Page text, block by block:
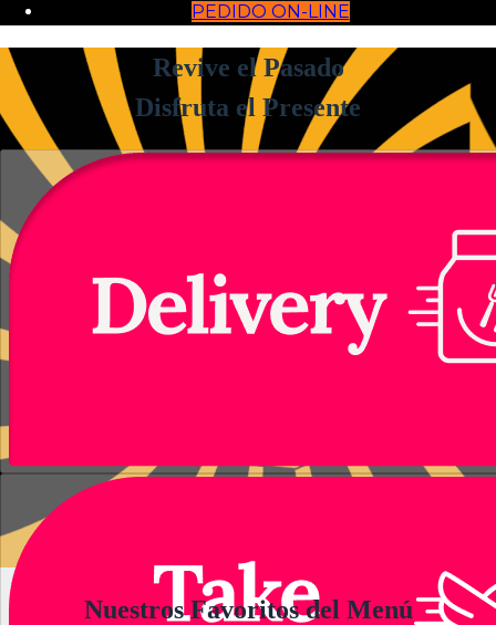
PEDIDO ON-LINE
Revive el Pasado
Disfruta el Presente
Nuestros Favoritos del Menú